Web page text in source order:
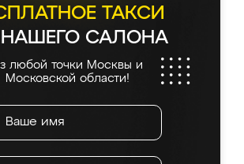
ТАКСИ
САЛОНА
любой точки Москвы и
Московской области!